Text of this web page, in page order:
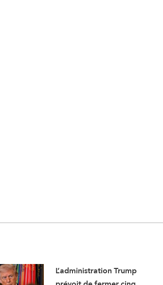
L’administration Trump